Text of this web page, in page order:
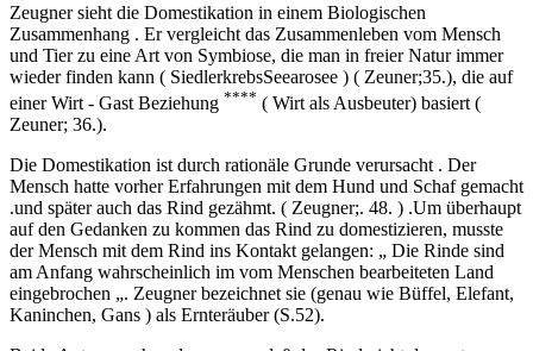
Zeugner sieht die Domestikation in einem Biologischen
Zusammenhang . Er vergleicht das Zusammenleben vom Mensch
und Tier zu eine Art von Symbiose, die man in freier Natur immer
wieder finden kann ( SiedlerkrebsSeearosee ) ( Zeuner;35.), die auf
einer Wirt - Gast Beziehung **** ( Wirt als Ausbeuter) basiert (
Zeuner; 36.).
Die Domestikation ist durch rationäle Grunde verursacht . Der
Mensch hatte vorher Erfahrungen mit dem Hund und Schaf gemacht
.und später auch das Rind gezähmt. ( Zeugner;. 48. ) .Um überhaupt
auf den Gedanken zu kommen das Rind zu domestizieren, musste
der Mensch mit dem Rind ins Kontakt gelangen: „ Die Rinde sind
am Anfang wahrscheinlich im vom Menschen bearbeiteten Land
eingebrochen „. Zeugner bezeichnet sie (genau wie Büffel, Elefant,
Kaninchen, Gans ) als Ernteräuber (S.52).